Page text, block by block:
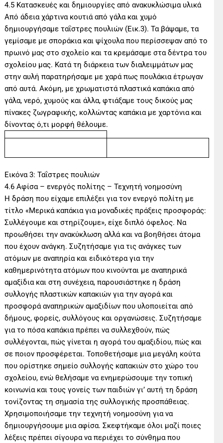
4.5 Κατασκευές και δημιουργίες από ανακυκλώσιμα υλικά
Από άδεια χάρτινα κουτιά από γάλα και χυμό
δημιουργήσαμε ταΐστρες πουλιών (Εικ.3). Τα βάψαμε, τα
γεμίσαμε με σποράκια και ψίχουλα που περίσσεψαν από το
πρωινό μας στο σχολείο και τα κρεμάσαμε στα δέντρα του
σχολείου μας. Κατά τη διάρκεια των διαλειμμάτων μας
στην αυλή παρατηρήσαμε με χαρά πως πουλάκια έτρωγαν
από αυτά. Ακόμη, με χρωματιστά πλαστικά καπάκια από
γάλα, νερό, χυμούς και άλλα, φτιάξαμε τους δικούς μας
πίνακες ζωγραφικής, κολλώντας καπάκια με χαρτόνια και
δίνοντας ό,τι μορφή θέλουμε.
Εικόνα 3: Ταΐστρες πουλιών
4.6 Αφίσα – ενεργός πολίτης – Τεχνητή νοημοσύνη
Η δράση που είχαμε επιλέξει για τον ενεργό πολίτη με
τίτλο «Μερικά καπάκια για μοναδικές πράξεις προσφοράς:
Συλλέγουμε και στηρίζουμε», είχε διπλό όφελος. Να
προωθήσει την ανακύκλωση αλλά και να βοηθήσει άτομα
που έχουν ανάγκη. Συζητήσαμε για τις ανάγκες των
ατόμων με αναπηρία και ειδικότερα για την
καθημερινότητα ατόμων που κινούνται με αναπηρικά
αμαξίδια και στη συνέχεια, παρουσιάστηκε η δράση
συλλογής πλαστικών καπακιών για την αγορά και
προσφορά αναπηρικών αμαξιδίων που υλοποιείται από
δήμους, φορείς, συλλόγους και οργανώσεις. Συζητήσαμε
για το πόσα καπάκια πρέπει να συλλεχθούν, πώς
συλλέγονται, πώς γίνεται η αγορά του αμαξιδίου, πώς και
σε ποιον προσφέρεται. Τοποθετήσαμε μια μεγάλη κούτα
που ορίστηκε σημείο συλλογής καπακιών στο χώρο του
σχολείου, ενώ θελήσαμε να ενημερώσουμε την τοπική
κοινωνία και τους γονείς των παιδιών γι’ αυτή τη δράση
τονίζοντας τη σημασία της συλλογικής προσπάθειας.
Χρησιμοποιήσαμε την τεχνητή νοημοσύνη για να
δημιουργήσουμε μια αφίσα. Σκεφτήκαμε όλοι μαζί ποιες
λέξεις πρέπει σίγουρα να περιέχει το σύνθημα που